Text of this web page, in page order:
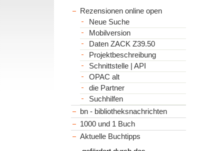
Rezensionen online open
Neue Suche
Mobilversion
Daten ZACK Z39.50
Projektbeschreibung
Schnittstelle | API
OPAC alt
die Partner
Suchhilfen
bn - bibliotheksnachrichten
1000 und 1 Buch
Aktuelle Buchtipps